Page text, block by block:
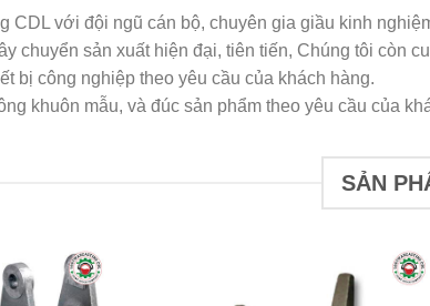
CDL với đội ngũ cán bộ, chuyên gia giầu kinh
chuyển sản xuất hiện đại, tiên tiến, Chúng tôi còn
bị công nghiệp theo yêu cầu của khách hàng.
khuôn mẫu, và đúc sản phẩm theo yêu cầu của
SẢN